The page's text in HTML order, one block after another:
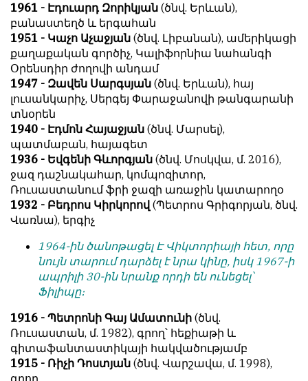
1961 - Էդուարդ Զորիկյան (ծնվ. Երևան),
բանաստեղծ և երգահան
1951 - Կաչո Աչաջյան (ծնվ. Լիբանան), ամերիկացի
քաղաքական գործիչ, Կալիֆորնիա նահանգի
Օրենսդիր ժողովի անդամ
1947 - Զավեն Սարգսյան (ծնվ. Երևան), հայ
լուսանկարիչ, Սերգեյ Փարաջանովի թանգարանի
տնօրեն
1940 - Էդմոն Հայաջյան (ծնվ. Մարսել),
պատմաբան, հայագետ
1936 - Եվգենի Գևորգյան (ծնվ. Մոսկվա, մ. 2016),
ջազ դաշնակահար, կոմպոզիտոր,
Ռուսաստանում ֆրի ջազի առաջին կատարողօ
1932 - Բեդրոս Կիրկորով (Պետրոս Գրիգորյան, ծնվ.
Վառնա), երգիչ
1964-ին ծանոթացել Է Վիկտորիայի հետ, որը
նույն տարում դարձել է նրա կինը, իսկ 1967-ի
ապրիլի 30-ին նրանք որդի են ունեցել՝
Ֆիլիպը։
1916 - Պետրոնի Գայ Ամատունի (ծնվ.
Ռուսաստան, մ. 1982), գրող՝ հեքիաթի և
գիտաֆանտաստիկայի հակվածությամբ
1915 - Ռիչի Դոստյան (ծնվ. Վարշավա, մ. 1998),